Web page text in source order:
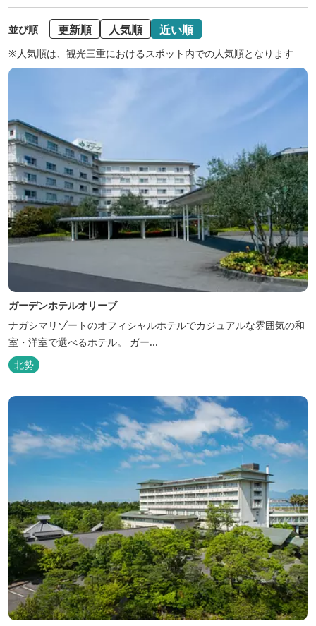
並び順 更新順 人気順 近い順
※人気順は、観光三重におけるスポット内での人気順となります
ガーデンホテルオリーブ
ナガシマリゾートのオフィシャルホテルでカジュアルな雰囲気の和
室・洋室で選べるホテル。 ガー...
北勢